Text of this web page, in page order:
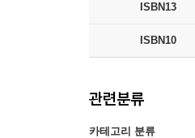
ISBN13
ISBN10
관련분류
카테고리 분류